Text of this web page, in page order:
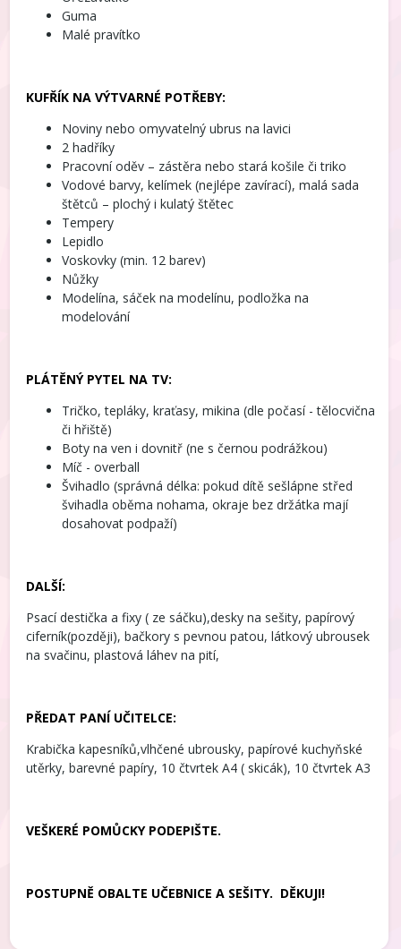
Guma
Malé pravítko
KUFŘÍK NA VÝTVARNÉ POTŘEBY:
Noviny nebo omyvatelný ubrus na lavici
2 hadříky
Pracovní oděv – zástěra nebo stará košile či triko
Vodové barvy, kelímek (nejlépe zavírací), malá sada
štětců – plochý i kulatý štětec
Tempery
Lepidlo
Voskovky (min. 12 barev)
Nůžky
Modelína, sáček na modelínu, podložka na
modelování
PLÁTĚNÝ PYTEL NA TV:
Tričko, tepláky, kraťasy, mikina (dle počasí - tělocvična
či hřiště)
Boty na ven i dovnitř (ne s černou podrážkou)
Míč - overball
Švihadlo (správná délka: pokud dítě sešlápne střed
švihadla oběma nohama, okraje bez držátka mají
dosahovat podpaží)
DALŠÍ:
Psací destička a fixy ( ze sáčku),desky na sešity, papírový
ciferník(později), bačkory s pevnou patou, látkový ubrousek
na svačinu, plastová láhev na pití,
PŘEDAT PANÍ UČITELCE:
Krabička kapesníků,vlhčené ubrousky, papírové kuchyňské
utěrky, barevné papíry, 10 čtvrtek A4 ( skicák), 10 čtvrtek A3
VEŠKERÉ POMŮCKY PODEPIŠTE.
POSTUPNĚ OBALTE UČEBNICE A SEŠITY. DĚKUJI!